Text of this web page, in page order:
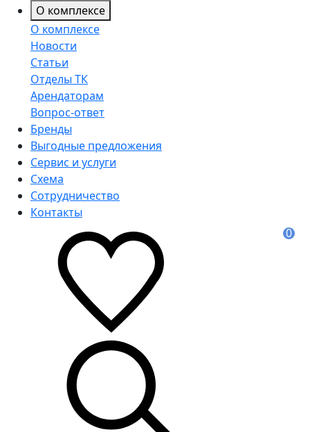
О комплексе
О комплексе
Новости
Статьи
Отделы ТК
Арендаторам
Вопрос-ответ
Бренды
Выгодные предложения
Сервис и услуги
Схема
Сотрудничество
Контакты
0